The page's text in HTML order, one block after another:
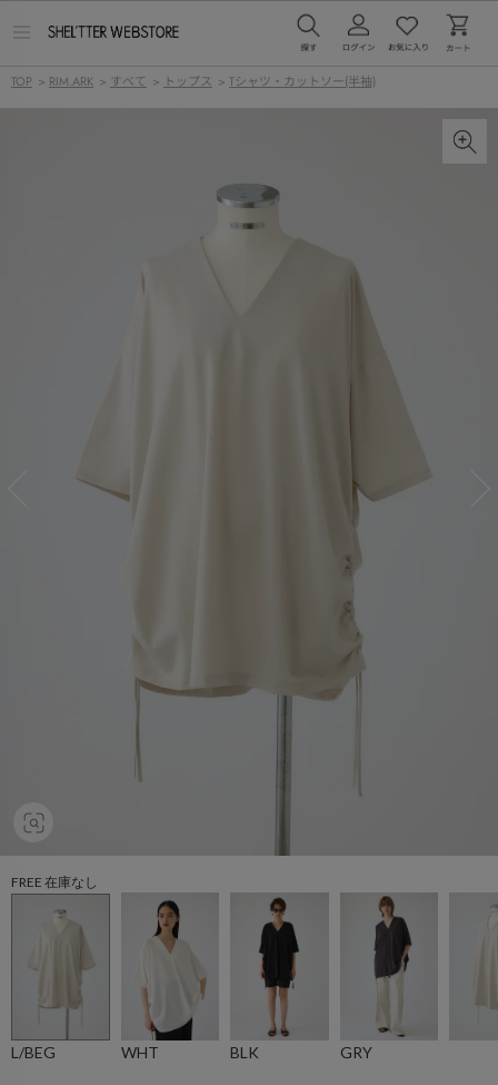
ー
を
TOP > RIM.ARK > すべて > トップス > Tシャツ・カットソー(半袖)
FREE 在庫なし
L/BEG WHT BLK GRY